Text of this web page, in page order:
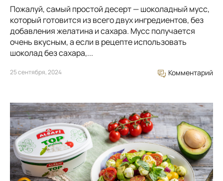
Пожалуй, самый простой десерт — шоколадный мусс,
который готовится из всего двух ингредиентов, без
добавления желатина и сахара. Мусс получается
очень вкусным, а если в рецепте использовать
шоколад без сахара,...
25 сентября, 2024 Комментарий